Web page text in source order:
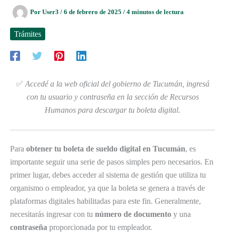
Por User3 / 6 de febrero de 2025 / 4 minutos de lectura
Trámites
✅ Accedé a la web oficial del gobierno de Tucumán, ingresá
con tu usuario y contraseña en la sección de Recursos
Humanos para descargar tu boleta digital.
Para obtener tu boleta de sueldo digital en Tucumán, es
importante seguir una serie de pasos simples pero necesarios. En
primer lugar, debes acceder al sistema de gestión que utiliza tu
organismo o empleador, ya que la boleta se genera a través de
plataformas digitales habilitadas para este fin. Generalmente,
necesitarás ingresar con tu número de documento y una
contraseña proporcionada por tu empleador.